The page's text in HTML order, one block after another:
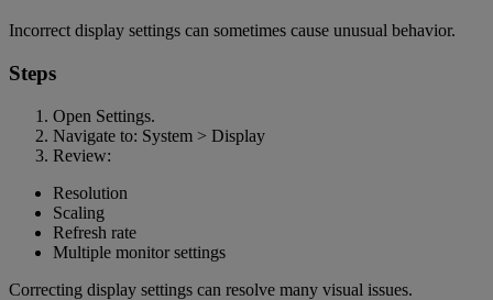
Incorrect display settings can sometimes cause unusual behavior.
Steps
Open Settings.
Navigate to: System > Display
Review:
Resolution
Scaling
Refresh rate
Multiple monitor settings
Correcting display settings can resolve many visual issues.